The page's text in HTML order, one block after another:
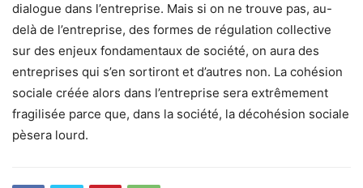
dialogue dans l’entreprise. Mais si on ne trouve pas, au-
delà de l’entreprise, des formes de régulation collective
sur des enjeux fondamentaux de société, on aura des
entreprises qui s’en sortiront et d’autres non. La cohésion
sociale créée alors dans l’entreprise sera extrêmement
fragilisée parce que, dans la société, la décohésion sociale
pèsera lourd.